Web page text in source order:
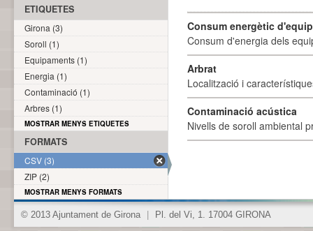
Consum energètic
Consum d'energia dels
Arbrat
Localització i
Contaminació acústica
Nivells de soroll ambiental
ETIQUETES
Girona (3)
Soroll (1)
Equipaments (1)
Energia (1)
Contaminació (1)
Arbres (1)
MOSTRAR MENYS ETIQUETES
FORMATS
CSV (3)
ZIP (2)
MOSTRAR MENYS FORMATS
© 2013 Ajuntament de Girona Pl. del Vi, 1. 17004 GIRONA